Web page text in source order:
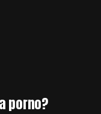
porno?